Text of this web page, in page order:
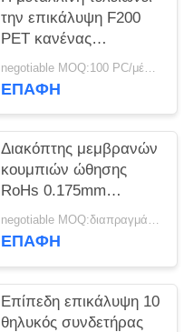
την επικάλυψη F200
PET κανένας
διακόπτης μεμβρανών
αποτύπωσης σε
negotiable MOQ:100 PC/μέρος
ΕΠΑΦΉ
Διακόπτης μεμβρανών
κουμπιών ώθησης
RoHs 0.175mm
επίδραση άμμου
ιατρικών συσκευών
negotiable MOQ:διαπραγμάτευση
ΕΠΑΦΉ
Επίπεδη επικάλυψη 10
θηλυκός συνδετήρας